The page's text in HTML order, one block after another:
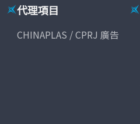
代理項目
CHINAPLAS / CPRJ 廣告